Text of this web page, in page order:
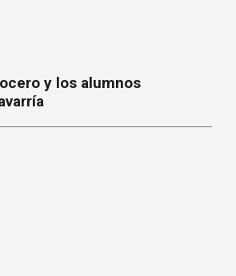
y los alumnos